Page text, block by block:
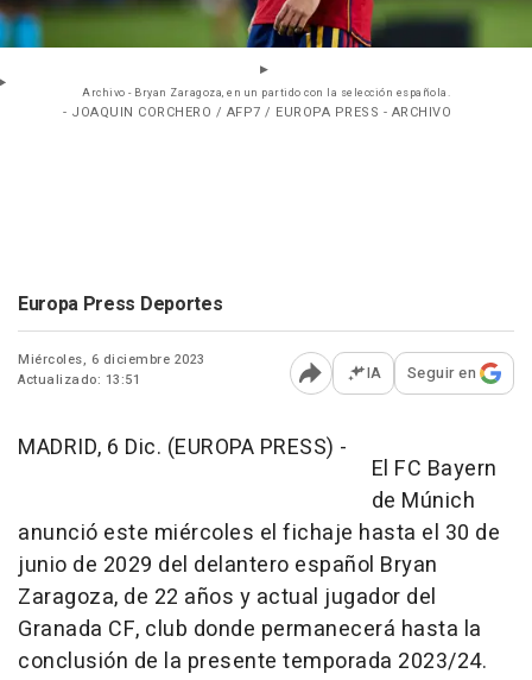
Archivo - Bryan Zaragoza, en un partido con la selección española.
- JOAQUIN CORCHERO / AFP7 / EUROPA PRESS - ARCHIVO
Europa Press Deportes
Miércoles, 6 diciembre 2023
Actualizado: 13:51
Abrir opciones para
IA Seguir en
MADRID, 6 Dic. (EUROPA PRESS) -
El FC Bayern
de Múnich
anunció este miércoles el fichaje hasta el 30 de
junio de 2029 del delantero español Bryan
Zaragoza, de 22 años y actual jugador del
Granada CF, club donde permanecerá hasta la
conclusión de la presente temporada 2023/24.